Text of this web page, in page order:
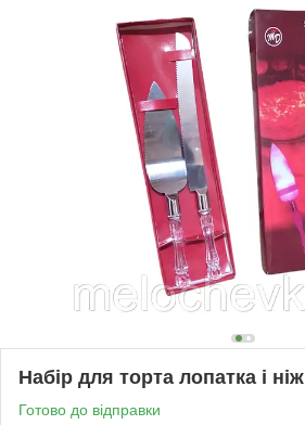
Набір для торта лопатка і ніж
Готово до відправки